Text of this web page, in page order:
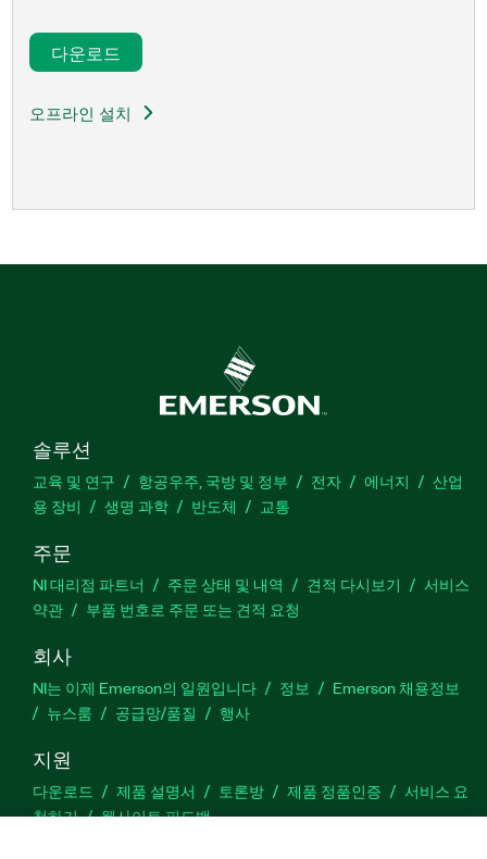
다운로드​
오프라인 설치
솔루션
교육 및 연구 항공우주, 국방 및 정부 전자 에너지
산업
용 장비
생명 과학 반도체 교통
주문
NI 대리점 파트너 주문 상태 및 내역 견적 다시보기
서비스
약관
부품 번호로 주문 또는 견적 요청
회사
NI는 이제 Emerson의 일원입니다 정보
Emerson 채용정보
뉴스룸
공급망/품질 행사
지원
다운로드 제품 설명서 토론방 제품 정품인증
서비스 요
청하기
웹사이트 피드백